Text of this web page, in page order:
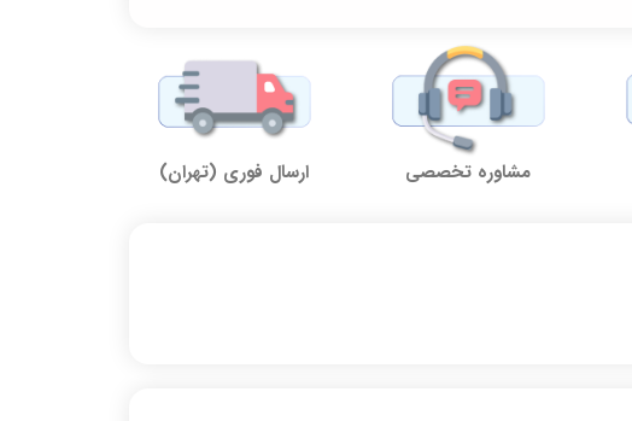
مشاوره تخصصی ارسال فوری (تهران)